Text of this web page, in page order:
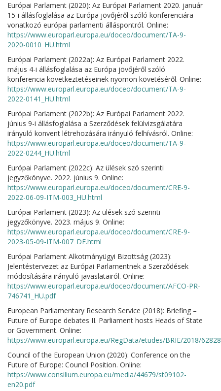
Európai Parlament (2020): Az Európai Parlament 2020. január
15-i állásfoglalása az Európa jövőjéről szóló konferenciára
vonatkozó európai parlamenti álláspontról. Online:
https://www.europarl.europa.eu/doceo/document/TA-9-
2020-0010_HU.html
Európai Parlament (2022a): Az Európai Parlament 2022.
május 4-i állásfoglalása az Európa jövőjéről szóló
konferencia következtetéseinek nyomon követéséről. Online:
https://www.europarl.europa.eu/doceo/document/TA-9-
2022-0141_HU.html
Európai Parlament (2022b): Az Európai Parlament 2022.
június 9-i állásfoglalása a Szerződések felülvizsgálatára
irányuló konvent létrehozására irányuló felhívásról. Online:
https://www.europarl.europa.eu/doceo/document/TA-9-
2022-0244_HU.html
Európai Parlament (2022c): Az ülések szó szerinti
jegyzőkönyve. 2022. június 9. Online:
https://www.europarl.europa.eu/doceo/document/CRE-9-
2022-06-09-ITM-003_HU.html
Európai Parlament (2023): Az ülések szó szerinti
jegyzőkönyve. 2023. május 9. Online:
https://www.europarl.europa.eu/doceo/document/CRE-9-
2023-05-09-ITM-007_DE.html
Európai Parlament Alkotmányügyi Bizottság (2023):
Jelentéstervezet az Európai Parlamentnek a Szerződések
módosítására irányuló javaslatairól. Online:
https://www.europarl.europa.eu/doceo/document/AFCO-PR-
746741_HU.pdf
European Parliamentary Research Service (2018): Briefing –
Future of Europe debates II. Parliament hosts Heads of State
or Government. Online:
https://www.europarl.europa.eu/RegData/etudes/BRIE/2018/
Council of the European Union (2020): Conference on the
Future of Europe: Council Position. Online:
https://www.consilium.europa.eu/media/44679/st09102-
en20.pdf